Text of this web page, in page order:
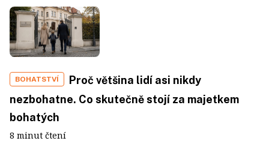
BOHATSTVÍ
Proč většina lidí asi nikdy
nezbohatne. Co skutečně stojí za majetkem
bohatých
8 minut čtení